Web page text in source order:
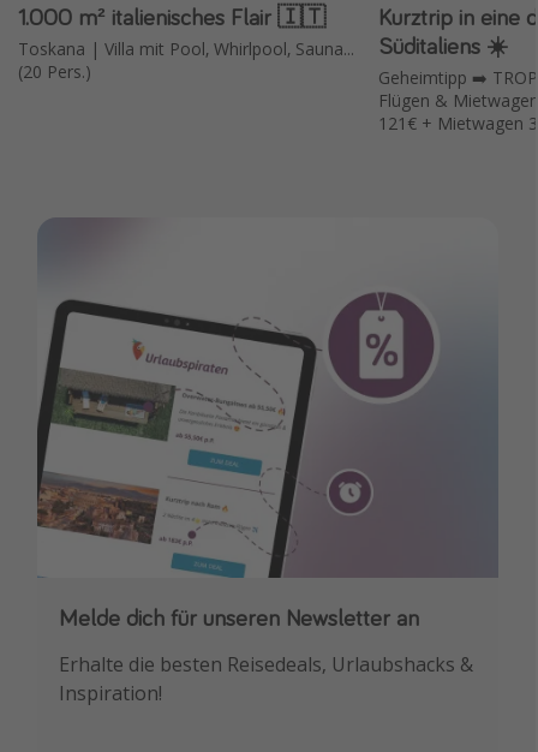
1.000 m² italienisches Flair 🇮🇹
Toskana | Villa mit Pool, Whirlpool, Sauna...
(20 Pers.)
Kurztrip in eine
Süditaliens ☀️
Geheimtipp ➡️
Flügen &
121€ + Mietwagen
Melde dich für unseren Newsletter an
Erhalte die besten Reisedeals, Urlaubshacks &
Inspiration!
Downloade unsere App
Buche die besten Reiseschnäppchen als
Erstes.